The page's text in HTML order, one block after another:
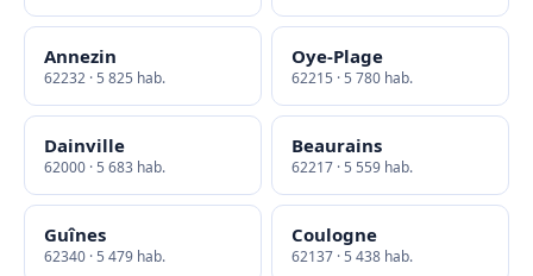
Annezin
62232 · 5 825 hab.
Oye-Plage
62215 · 5 780 hab.
Dainville
62000 · 5 683 hab.
Beaurains
62217 · 5 559 hab.
Guînes
62340 · 5 479 hab.
Coulogne
62137 · 5 438 hab.